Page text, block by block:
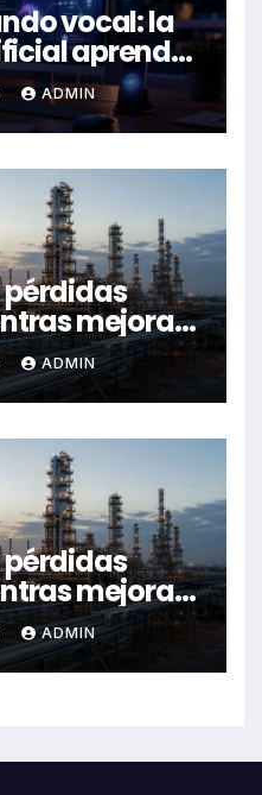
vocal: la
aprende
ADMIN
pérdidas
mejora
ADMIN
pérdidas
mejora
ADMIN